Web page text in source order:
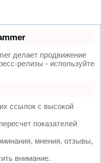
делает продвижение
релизы - используйте
ссылок с высокой
показателей
мнения, отзывы,
внимание.